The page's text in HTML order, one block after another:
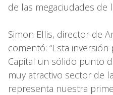
de las megaciudades de
Simon Ellis, director de
comentó: “Esta
Capital un sólido punto
muy atractivo sector de
representa nuestra